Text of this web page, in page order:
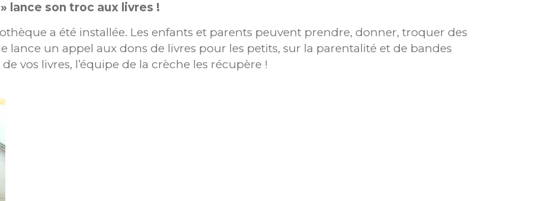
lance son troc aux livres !
a été installée. Les enfants et parents peuvent prendre, donner, troquer des
lance un appel aux dons de livres pour les petits, sur la parentalité et de bandes
vos livres, l’équipe de la crèche les récupère !